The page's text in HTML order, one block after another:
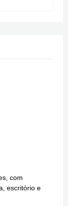
com
escritório e